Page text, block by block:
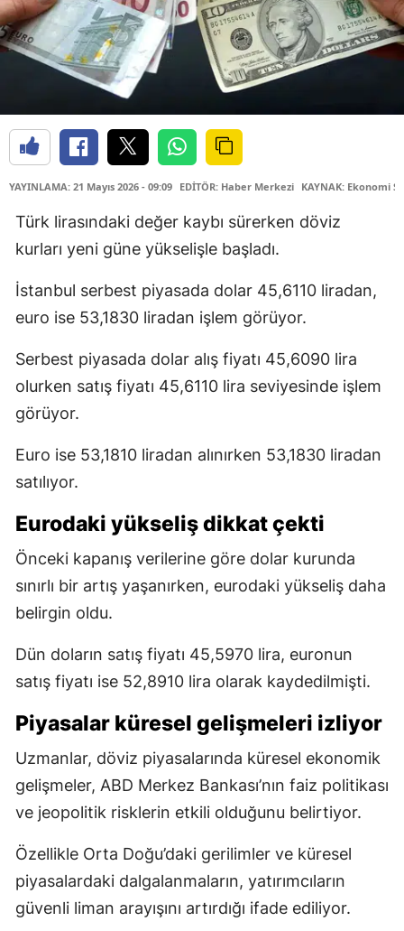
YAYINLAMA: 21 Mayıs 2026 - 09:09 EDİTÖR: Haber Merkezi KAYNAK: Ekonomi
Türk lirasındaki değer kaybı sürerken döviz
kurları yeni güne yükselişle başladı.
İstanbul serbest piyasada dolar 45,6110 liradan,
euro ise 53,1830 liradan işlem görüyor.
Serbest piyasada dolar alış fiyatı 45,6090 lira
olurken satış fiyatı 45,6110 lira seviyesinde işlem
görüyor.
Euro ise 53,1810 liradan alınırken 53,1830 liradan
satılıyor.
Eurodaki yükseliş dikkat çekti
Önceki kapanış verilerine göre dolar kurunda
sınırlı bir artış yaşanırken, eurodaki yükseliş daha
belirgin oldu.
Dün doların satış fiyatı 45,5970 lira, euronun
satış fiyatı ise 52,8910 lira olarak kaydedilmişti.
Piyasalar küresel gelişmeleri izliyor
Uzmanlar, döviz piyasalarında küresel ekonomik
gelişmeler, ABD Merkez Bankası’nın faiz politikası
ve jeopolitik risklerin etkili olduğunu belirtiyor.
Özellikle Orta Doğu’daki gerilimler ve küresel
piyasalardaki dalgalanmaların, yatırımcıların
güvenli liman arayışını artırdığı ifade ediliyor.